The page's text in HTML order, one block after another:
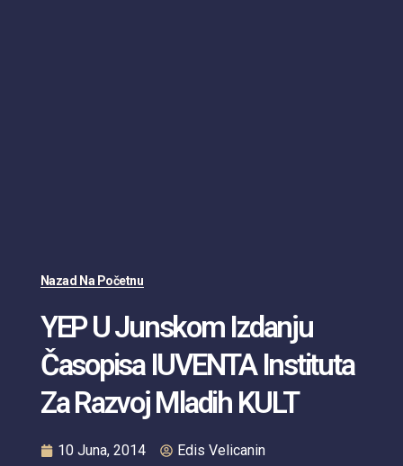
Nazad Na Početnu
YEP U Junskom Izdanju
Časopisa IUVENTA Instituta
Za Razvoj Mladih KULT
10 Juna, 2014 Edis Velicanin